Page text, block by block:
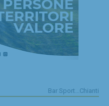
Bar Sport...Chianti